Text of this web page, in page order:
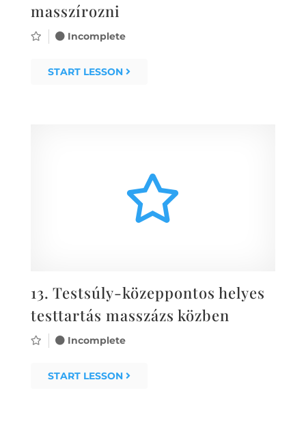
masszírozni
Incomplete
START LESSON
13. Testsúly-közeppontos helyes
testtartás masszázs közben
Incomplete
START LESSON